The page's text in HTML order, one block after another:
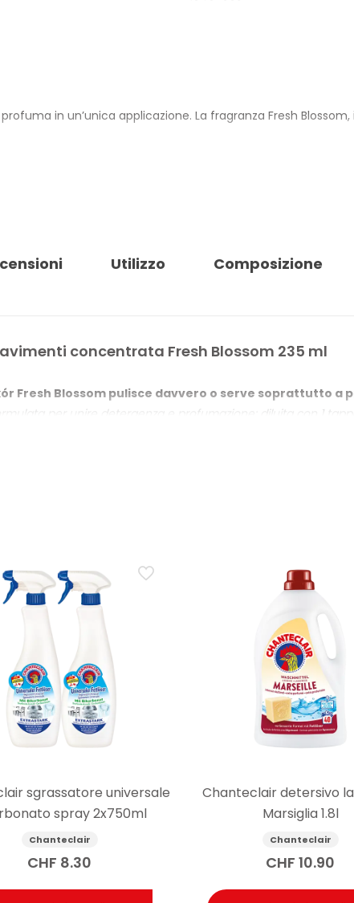
in un’unica applicazione. La fragranza Fresh
mezzo secchio d’acqua, con una resa elevata nel
FRESH BLOSSOMUtilizzo Composizione
concentrata Fresh Blossom 235 ml
Fresh Blossom pulisce davvero o serve soprattutto a
per unire detergenza e profumazione: diluita con 1
Blossom dopo il lavaggio con l’Essenza Lavante
usata su parquet e altre superfici delicate, e quale
su superfici delicate regolando il dosaggio: per parquet e
sensibilità della superficie.
perché scegliere l’Essenza Lavante Wexór
pulizia e profumazione intensa con dosaggi ridotti grazie
trattamenti.
sgrassatore universale
spray 2x750ml
Chanteclair
CHF 8.30
Chanteclair detersivo
Marsiglia 1.8l
Chanteclair
CHF 10.90